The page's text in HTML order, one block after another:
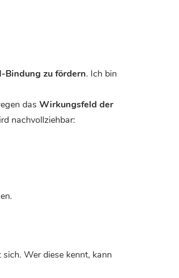
Bindung zu fördern. Ich bin
das Wirkungsfeld der
nachvollziehbar:
Wer diese kennt, kann